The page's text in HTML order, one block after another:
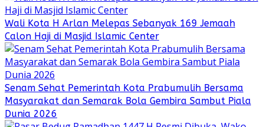
Wali Kota H Arlan Melepas Sebanyak 169 Jemaah
Calon Haji di Masjid Islamic Center
Senam Sehat Pemerintah Kota Prabumulih Bersama
Masyarakat dan Semarak Bola Gembira Sambut Piala
Dunia 2026